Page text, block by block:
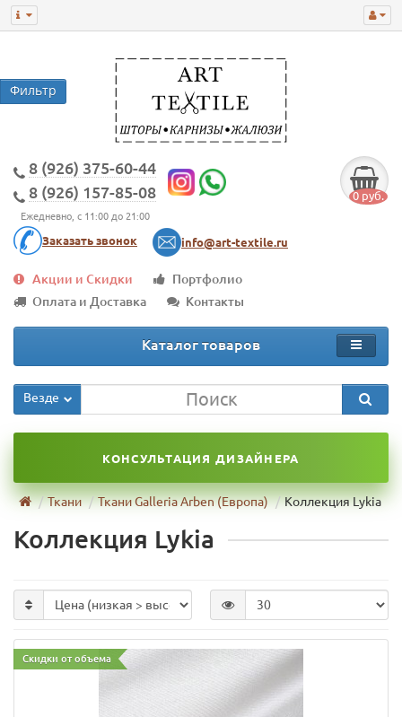
8 (926) 375-60-44
8 (926) 157-85-08
Ежедневно, с 11:00 до 21:00
Заказать звонок info@art-textile.ru
0 руб.
Акции и Скидки
Портфолио
Оплата и Доставка
Контакты
Каталог товаров
Везде
КОНСУЛЬТАЦИЯ ДИЗАЙНЕРА
Ткани Ткани Galleria Arben (Европа) Коллекция Lykia
Коллекция Lykia
Скидки от объема